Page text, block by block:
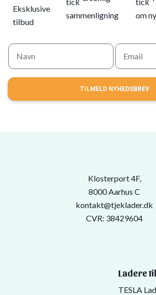
Eksklusive
tilbud
sammenligning
om
TILMELD NYHEDSBREV
Klosterport 4F,
8000 Aarhus C
kontakt@tjeklader.dk
CVR: 38429604
Ladere
TESLA